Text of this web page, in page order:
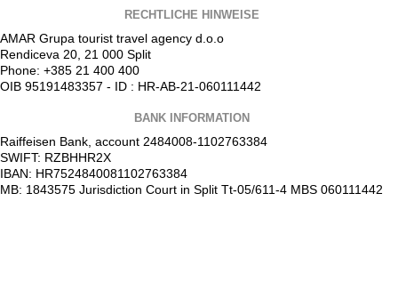
RECHTLICHE HINWEISE
AMAR Grupa tourist travel agency d.o.o
Rendiceva 20, 21 000 Split
Phone: +385 21 400 400
OIB 95191483357 - ID : HR-AB-21-060111442
BANK INFORMATION
Raiffeisen Bank, account 2484008-1102763384
SWIFT: RZBHHR2X
IBAN: HR7524840081102763384
MB: 1843575 Jurisdiction Court in Split Tt-05/611-4 MBS 060111442